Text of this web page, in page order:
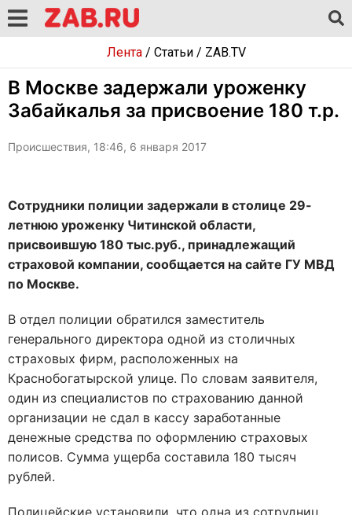
Лента/ Статьи/ ZAB.TV
В Москве задержали уроженку
Забайкалья за присвоение 180 т.р.
Происшествия, 18:46, 6 января 2017
Сотрудники полиции задержали в столице 29-
летнюю уроженку Читинской области,
присвоившую 180 тыс.руб., принадлежащий
страховой компании, сообщается на сайте ГУ МВД
по Москве.
В отдел полиции обратился заместитель
генерального директора одной из столичных
страховых фирм, расположенных на
Краснобогатырской улице. По словам заявителя,
один из специалистов по страхованию данной
организации не сдал в кассу заработанные
денежные средства по оформлению страховых
полисов. Сумма ущерба составила 180 тысяч
рублей.
Полицейские установили, что одна из сотрудниц